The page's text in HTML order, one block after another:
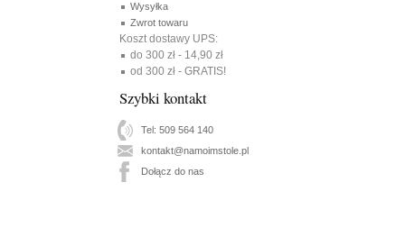
Wysyłka
Zwrot towaru
Koszt dostawy UPS:
do 300 zł - 14,90 zł
od 300 zł - GRATIS!
Szybki kontakt
Tel: 509 564 140
kontakt@namoimstole.pl
Dołącz do nas